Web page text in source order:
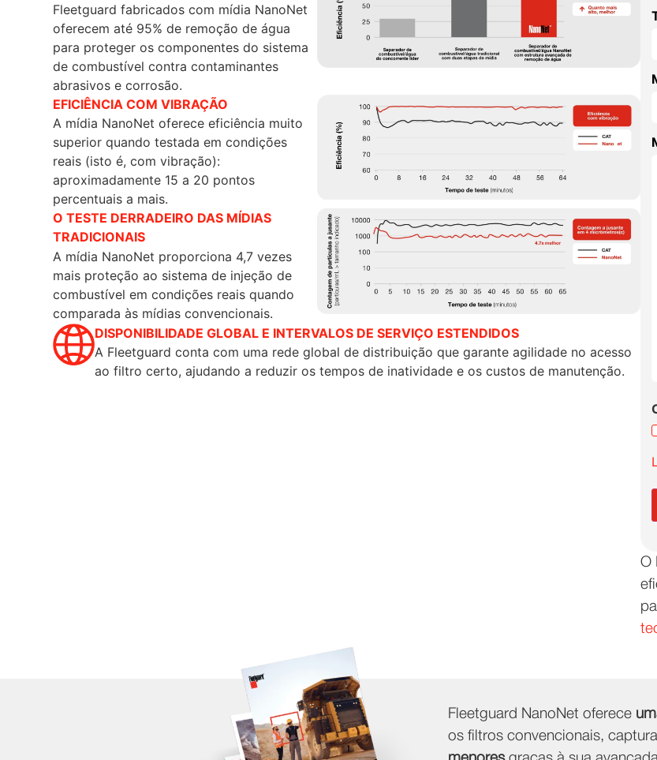
Fleetguard fabricados com mídia NanoNet
oferecem até 95% de remoção de água
para proteger os componentes do sistema
de combustível contra contaminantes
abrasivos e corrosão.
EFICIÊNCIA COM VIBRAÇÃO
A mídia NanoNet oferece eficiência muito
superior quando testada em condições
reais (isto é, com vibração):
aproximadamente 15 a 20 pontos
percentuais a mais.
O TESTE DERRADEIRO DAS MÍDIAS
TRADICIONAIS
A mídia NanoNet proporciona 4,7 vezes
mais proteção ao sistema de injeção de
combustível em condições reais quando
comparada às mídias convencionais.
DISPONIBILIDADE GLOBAL E INTERVALOS DE SERVIÇO ESTENDIDOS
A Fleetguard conta com uma rede global de distribuição que garante agilidade no acesso
ao filtro certo, ajudando a reduzir os tempos de inatividade e os custos de manutenção.
O
Fleetguard NanoNet oferece
os filtros convencionais,